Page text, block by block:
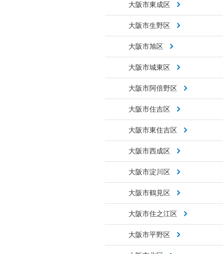
大阪市東成区
大阪市生野区
大阪市旭区
大阪市城東区
大阪市阿倍野区
大阪市住吉区
大阪市東住吉区
大阪市西成区
大阪市淀川区
大阪市鶴見区
大阪市住之江区
大阪市平野区